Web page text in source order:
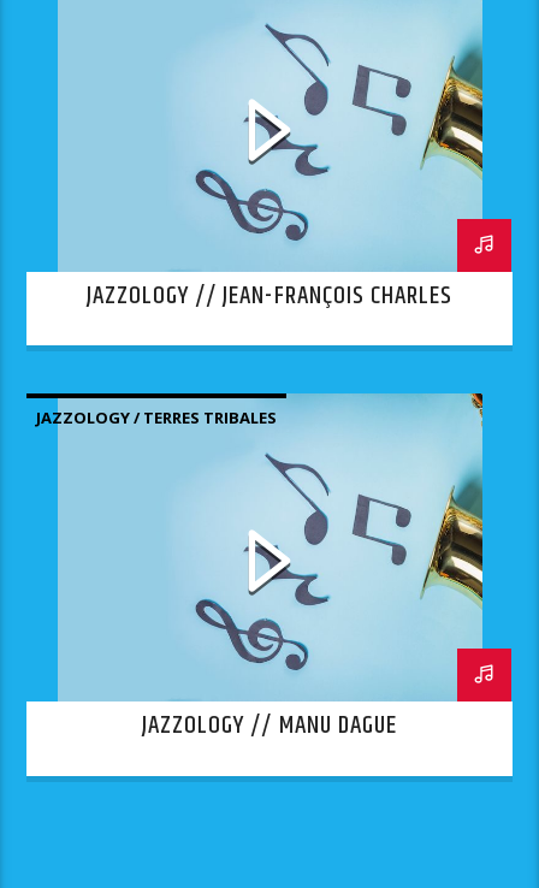
JAZZOLOGY // JEAN-FRANÇOIS CHARLES
JAZZOLOGY / TERRES TRIBALES
JAZZOLOGY // MANU DAGUE